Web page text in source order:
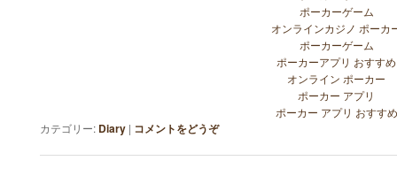
ポーカーゲーム
オンラインカジノ ポーカ
ポーカーゲーム
ポーカーアプリ おすすめ
オンライン ポーカー
ポーカー アプリ
ポーカー アプリ おすすめ
カテゴリー: Diary | コメントをどうぞ